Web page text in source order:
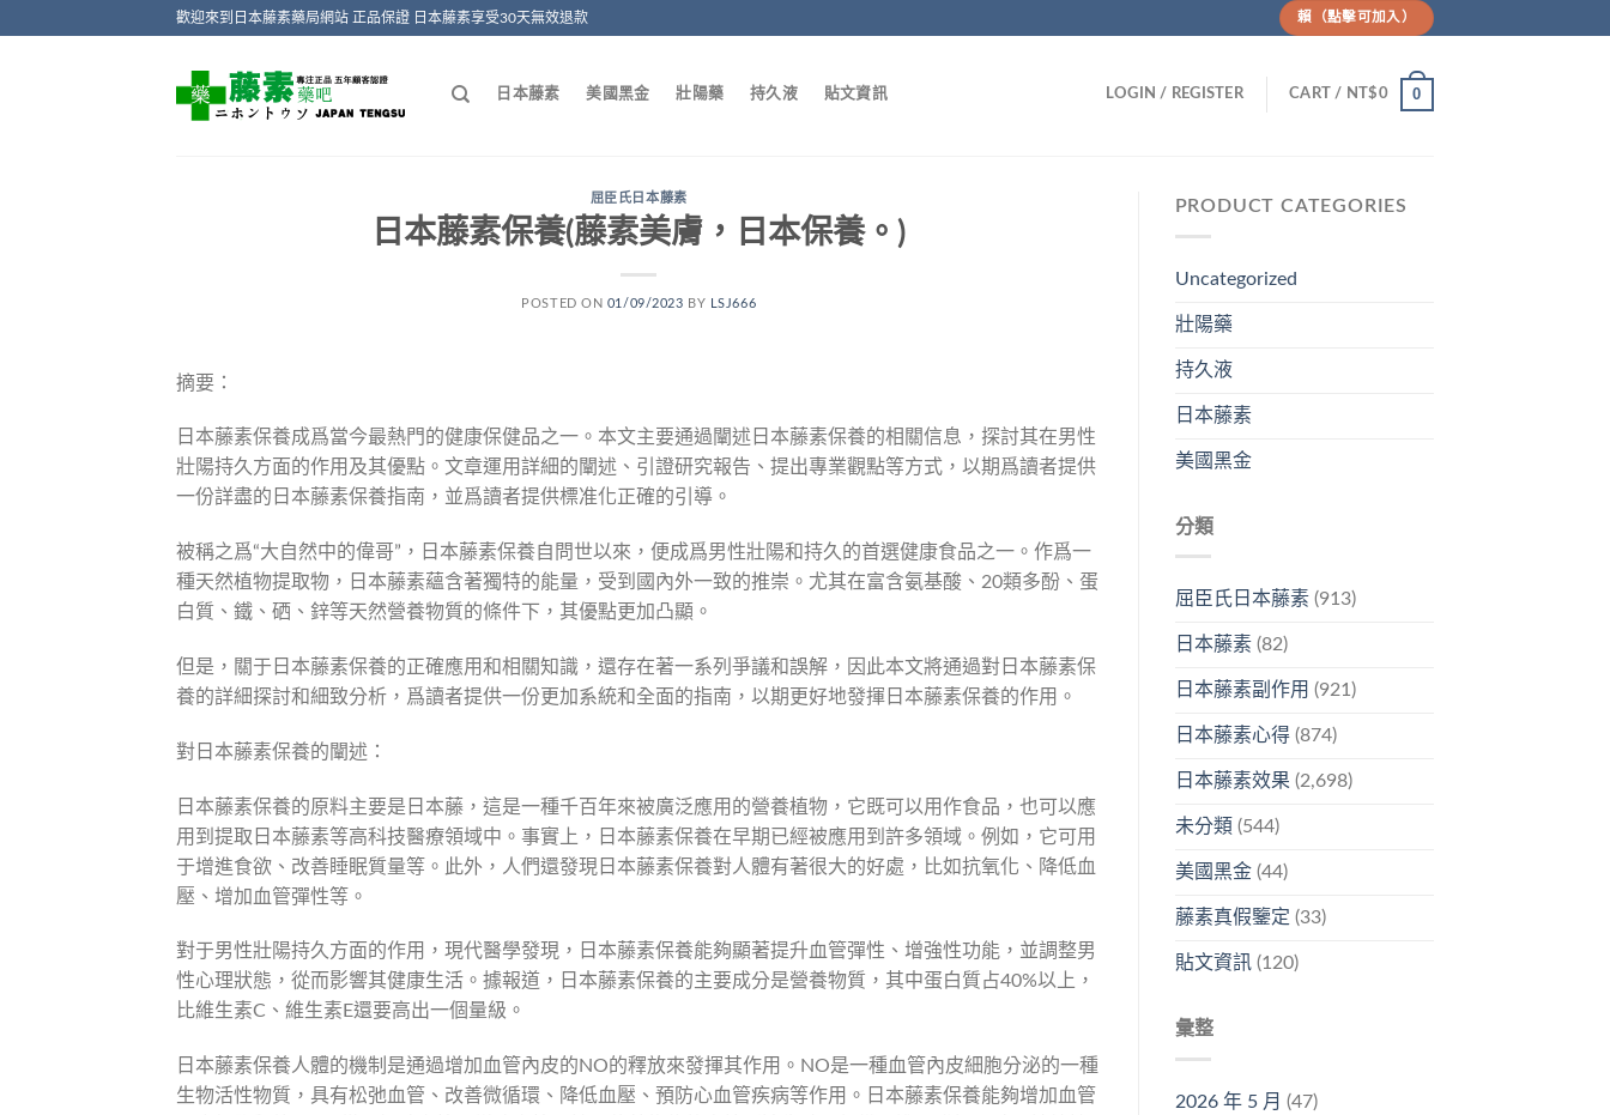
歡迎來到日本藤素藥局網站 正品保證 日本藤素享受30天無效退款 賴（點擊可加入）
日本藤素 美國黑金 壯陽藥 持久液 貼文資訊 LOGIN / REGISTER CART / NT$0 0
屈臣氏日本藤素
日本藤素保養(藤素美膚，日本保養。)
POSTED ON 01/09/2023 BY LSJ666
摘要：
日本藤素保養成爲當今最熱門的健康保健品之一。本文主要通過闡述日本藤素保養的相關信息，探討其在男性
壯陽持久方面的作用及其優點。文章運用詳細的闡述、引證研究報告、提出專業觀點等方式，以期爲讀者提供
一份詳盡的日本藤素保養指南，並爲讀者提供標准化正確的引導。
被稱之爲“大自然中的偉哥”，日本藤素保養自問世以來，便成爲男性壯陽和持久的首選健康食品之一。作爲一
種天然植物提取物，日本藤素蘊含著獨特的能量，受到國內外一致的推崇。尤其在富含氨基酸、20類多酚、蛋
白質、鐵、硒、鋅等天然營養物質的條件下，其優點更加凸顯。
但是，關于日本藤素保養的正確應用和相關知識，還存在著一系列爭議和誤解，因此本文將通過對日本藤素保
養的詳細探討和細致分析，爲讀者提供一份更加系統和全面的指南，以期更好地發揮日本藤素保養的作用。
對日本藤素保養的闡述：
日本藤素保養的原料主要是日本藤，這是一種千百年來被廣泛應用的營養植物，它既可以用作食品，也可以應
用到提取日本藤素等高科技醫療領域中。事實上，日本藤素保養在早期已經被應用到許多領域。例如，它可用
于增進食欲、改善睡眠質量等。此外，人們還發現日本藤素保養對人體有著很大的好處，比如抗氧化、降低血
壓、增加血管彈性等。
對于男性壯陽持久方面的作用，現代醫學發現，日本藤素保養能夠顯著提升血管彈性、增強性功能，並調整男
性心理狀態，從而影響其健康生活。據報道，日本藤素保養的主要成分是營養物質，其中蛋白質占40%以上，
比維生素C、維生素E還要高出一個量級。
日本藤素保養人體的機制是通過增加血管內皮的NO的釋放來發揮其作用。NO是一種血管內皮細胞分泌的一種
生物活性物質，具有松弛血管、改善微循環、降低血壓、預防心血管疾病等作用。日本藤素保養能夠增加血管
PRODUCT CATEGORIES
Uncategorized
壯陽藥
持久液
日本藤素
美國黑金
分類
屈臣氏日本藤素(913)
日本藤素(82)
日本藤素副作用 (921)
日本藤素心得(874)
日本藤素效果 (2,698)
未分類 (544)
美國黑金(44)
藤素真假鑒定 (33)
貼文資訊(120)
彙整
2026 年 5 月 (47)